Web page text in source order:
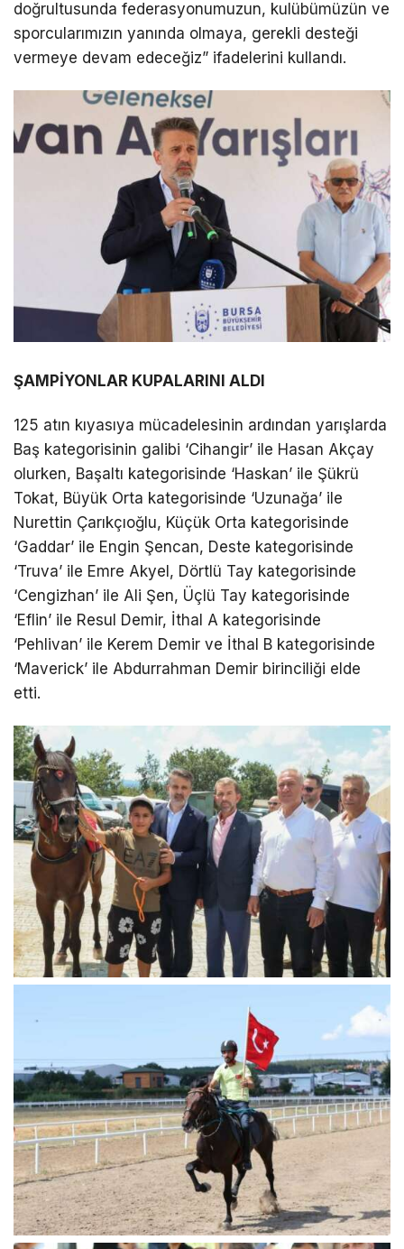
doğrultusunda federasyonumuzun, kulübümüzün ve
sporcularımızın yanında olmaya, gerekli desteği
vermeye devam edeceğiz” ifadelerini kullandı.
ŞAMPİYONLAR KUPALARINI ALDI
125 atın kıyasıya mücadelesinin ardından yarışlarda
Baş kategorisinin galibi ‘Cihangir’ ile Hasan Akçay
olurken, Başaltı kategorisinde ‘Haskan’ ile Şükrü
Tokat, Büyük Orta kategorisinde ‘Uzunağa’ ile
Nurettin Çarıkçıoğlu, Küçük Orta kategorisinde
‘Gaddar’ ile Engin Şencan, Deste kategorisinde
‘Truva’ ile Emre Akyel, Dörtlü Tay kategorisinde
‘Cengizhan’ ile Ali Şen, Üçlü Tay kategorisinde
‘Eflin’ ile Resul Demir, İthal A kategorisinde
‘Pehlivan’ ile Kerem Demir ve İthal B kategorisinde
‘Maverick’ ile Abdurrahman Demir birinciliği elde
etti.